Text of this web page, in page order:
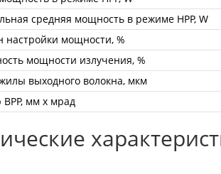
средняя мощность в режиме HPP, W
настройки мощности, %
мощности излучения, %
выходного волокна, мкм
мм х мрад